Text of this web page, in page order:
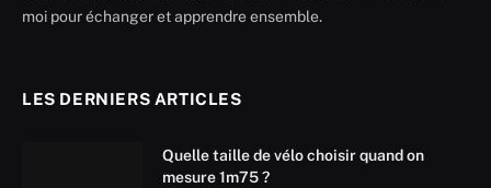
moi pour échanger et apprendre ensemble.
LES DERNIERS ARTICLES
Quelle taille de vélo choisir quand on
mesure 1m75 ?